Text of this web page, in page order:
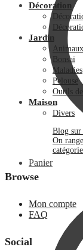
Panier
Décoration
Jardin
Animaux
Bonsaï
Maladies
Pelouse
Outils
Maison
Divers
Blog sur
On
Browse
Mon compte
FAQ
Social